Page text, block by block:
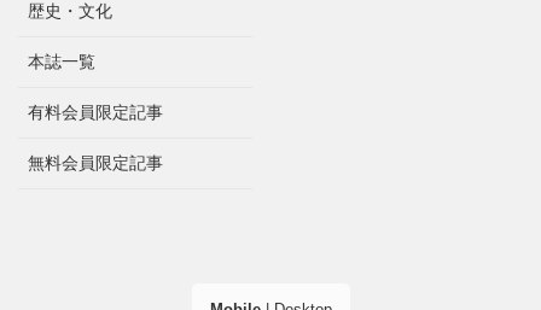
歴史・文化
本誌一覧
有料会員限定記事
無料会員限定記事